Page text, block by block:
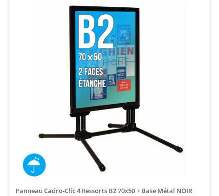
Panneau Cadro-Clic 4 Ressorts B2 70x50 + Base Métal NOIR